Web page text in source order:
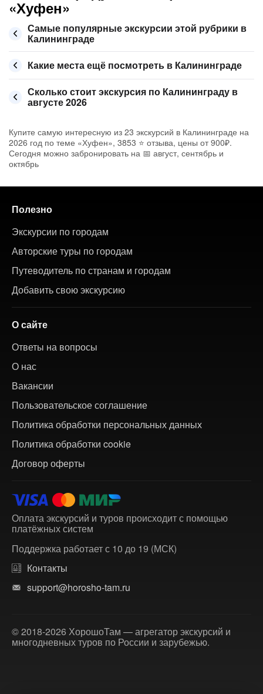
«Хуфен»
Самые популярные экскурсии этой рубрики в
Калининграде
Какие места ещё посмотреть в Калининграде
Сколько стоит экскурсия по Калининграду в
августе 2026
Купите самую интересную из 23 экскурсий в Калининграде на
2026 год по теме «Хуфен», 3853 ⭐ отзыва, цены от 900₽.
Сегодня можно забронировать на 📅 август, сентябрь и
октябрь
Полезно
Экскурсии по городам
Авторские туры по городам
Путеводитель по странам и городам
Добавить свою экскурсию
О сайте
Ответы на вопросы
О нас
Вакансии
Пользовательское соглашение
Политика обработки персональных данных
Политика обработки cookie
Договор оферты
Оплата экскурсий и туров происходит с помощью
платёжных систем
Поддержка работает с 10 до 19 (МСК)
Контакты
support@horosho-tam.ru
© 2018-2026 ХорошоТам — агрегатор экскурсий и
многодневных туров по России и зарубежью.